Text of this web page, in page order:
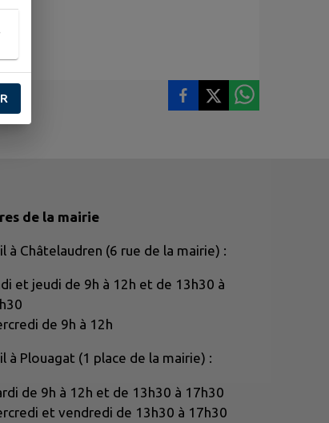
de la mairie
à Châtelaudren (6 rue de la mairie) :
et jeudi de 9h à 12h et de 13h30 à
de 9h à 12h
à Plouagat (1 place de la mairie) :
de 9h à 12h et de 13h30 à 17h30
et vendredi de 13h30 à 17h30